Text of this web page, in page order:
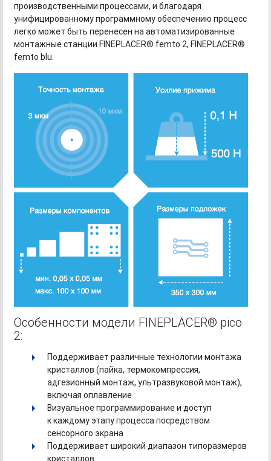
производственными процессами, и благодаря
унифицированному программному обеспечению процесс
легко может быть перенесен на автоматизированные
монтажные станции FINEPLACER® femto 2, FINEPLACER®
femto blu.
Особенности модели FINEPLACER® pico
2:
Поддерживает различные технологии монтажа
кристаллов (пайка, термокомпрессия,
адгезионный монтаж, ультразвуковой монтаж),
включая оплавление
Визуальное программирование и доступ
к каждому этапу процесса посредством
сенсорного экрана
Поддерживает широкий диапазон типоразмеров
кристаллов